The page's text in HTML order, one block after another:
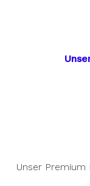
Unser Premium